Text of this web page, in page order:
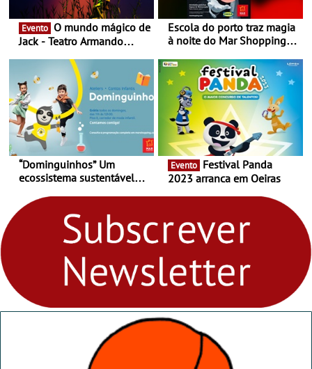
Evento
Jack - Teatro Armando
Escola do porto traz magia
à noite do Mar Shopping
29 de abril, às 21h00
“Dominguinhos” Um
ecossistema sustentável
fores - Atelier de Educação
Ambiental nos
“Dominguinhos” de 23 de
Evento
2023 arranca em Oeiras